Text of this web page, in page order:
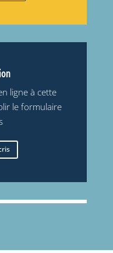
ligne à cette
le formulaire